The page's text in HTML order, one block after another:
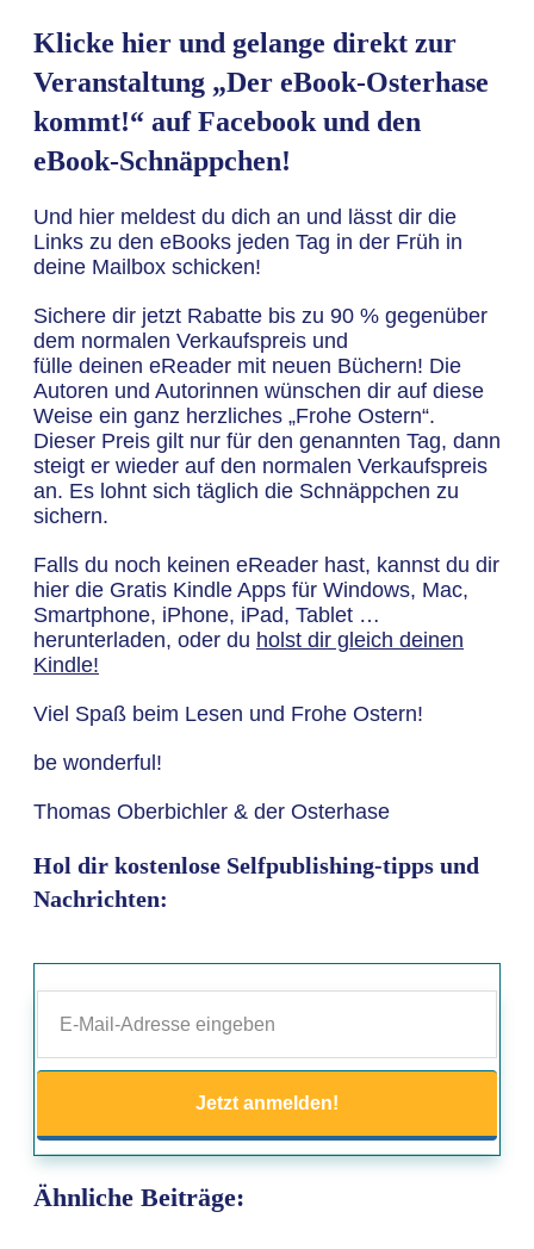
Klicke hier und gelange direkt zur
Veranstaltung „Der eBook-Osterhase
kommt!“ auf Facebook und den
eBook-Schnäppchen!
Und hier meldest du dich an und lässt dir die
Links zu den eBooks jeden Tag in der Früh in
deine Mailbox schicken!
Sichere dir jetzt Rabatte bis zu 90 % gegenüber
dem normalen Verkaufspreis und
fülle deinen eReader mit neuen Büchern! Die
Autoren und Autorinnen wünschen dir auf diese
Weise ein ganz herzliches „Frohe Ostern“.
Dieser Preis gilt nur für den genannten Tag, dann
steigt er wieder auf den normalen Verkaufspreis
an. Es lohnt sich täglich die Schnäppchen zu
sichern.
Falls du noch keinen eReader hast, kannst du dir
hier die Gratis Kindle Apps für Windows, Mac,
Smartphone, iPhone, iPad, Tablet …
herunterladen, oder du holst dir gleich deinen
Kindle!
Viel Spaß beim Lesen und Frohe Ostern!
be wonderful!
Thomas Oberbichler & der Osterhase
Hol dir kostenlose Selfpublishing-tipps und
Nachrichten:
Jetzt anmelden!
Ähnliche Beiträge: